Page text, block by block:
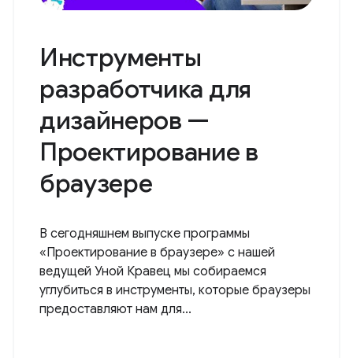
Инструменты
разработчика для
дизайнеров —
Проектирование в
браузере
В сегодняшнем выпуске программы
«Проектирование в браузере» с нашей
ведущей Уной Кравец мы собираемся
углубиться в инструменты, которые браузеры
предоставляют нам для...